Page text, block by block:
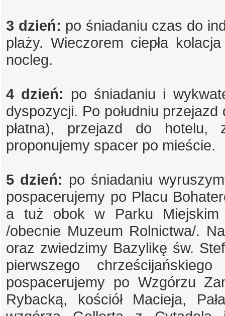
3 dzień: po śniadaniu czas do
plaży. Wieczorem ciepła
nocleg.
4 dzień: po śniadaniu i
dyspozycji. Po południu
płatna), przejazd do hotelu,
proponujemy spacer po mieście.
5 dzień: po śniadaniu
pospacerujemy po Placu
a tuż obok w Parku Miejskim
/obecnie Muzeum Rolnictwa/.
oraz zwiedzimy Bazylikę św.
pierwszego
pospacerujemy po Wzgórzu
Rybacką, kościół Macieja,